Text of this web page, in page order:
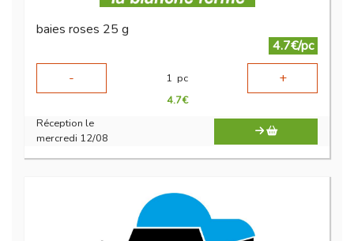
baies roses 25 g
4.7€/pc
-
1 pc +
4.7€
Réception le
mercredi 12/08